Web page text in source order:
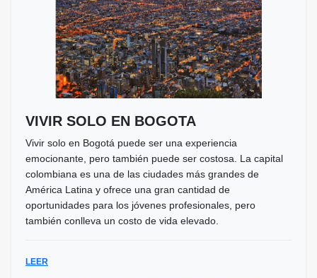
VIVIR SOLO EN BOGOTA
Vivir solo en Bogotá puede ser una experiencia
emocionante, pero también puede ser costosa. La capital
colombiana es una de las ciudades más grandes de
América Latina y ofrece una gran cantidad de
oportunidades para los jóvenes profesionales, pero
también conlleva un costo de vida elevado.
LEER